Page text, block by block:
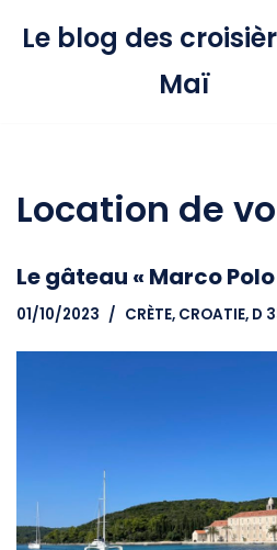
Le blog des
Maï
Location de
Le gâteau « Marco
01/10/2023 CRÈTE, CROATIE, D